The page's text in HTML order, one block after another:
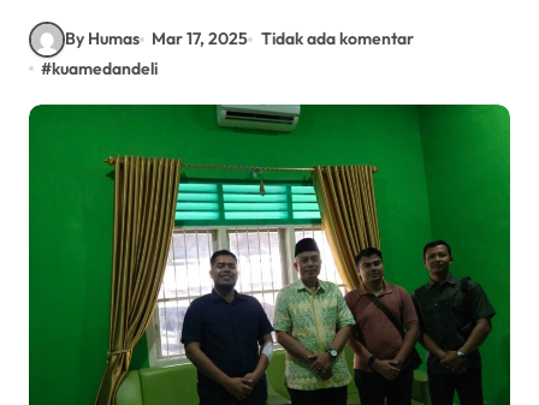
By Humas Mar 17, 2025 Tidak ada komentar
#kuamedandeli